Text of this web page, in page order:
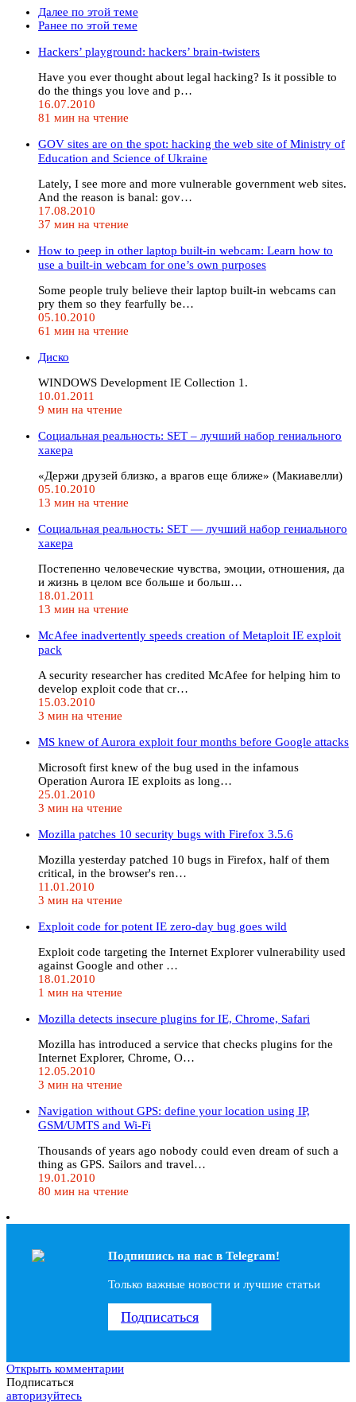
Далее по этой теме
Ранее по этой теме
Hackers’ playground: hackers’ brain-twisters
Have you ever thought about legal hacking? Is it possible to
do the things you love and p…
16.07.2010
81 мин на чтение
GOV sites are on the spot: hacking the web site of Ministry of
Education and Science of Ukraine
Lately, I see more and more vulnerable government web sites.
And the reason is banal: gov…
17.08.2010
37 мин на чтение
How to peep in other laptop built-in webcam: Learn how to
use a built-in webcam for one’s own purposes
Some people truly believe their laptop built-in webcams can
pry them so they fearfully be…
05.10.2010
61 мин на чтение
Диско
WINDOWS Development IE Collection 1.
10.01.2011
9 мин на чтение
Социальная реальность: SET – лучший набор гениального
хакера
«Держи друзей близко, а врагов еще ближе» (Макиавелли)
05.10.2010
13 мин на чтение
Социальная реальность: SET — лучший набор гениального
хакера
Постепенно человеческие чувства, эмоции, отношения, да
и жизнь в целом все больше и больш…
18.01.2011
13 мин на чтение
McAfee inadvertently speeds creation of Metaploit IE exploit
pack
A security researcher has credited McAfee for helping him to
develop exploit code that cr…
15.03.2010
3 мин на чтение
MS knew of Aurora exploit four months before Google attacks
Microsoft first knew of the bug used in the infamous
Operation Aurora IE exploits as long…
25.01.2010
3 мин на чтение
Mozilla patches 10 security bugs with Firefox 3.5.6
Mozilla yesterday patched 10 bugs in Firefox, half of them
critical, in the browser's ren…
11.01.2010
3 мин на чтение
Exploit code for potent IE zero-day bug goes wild
Exploit code targeting the Internet Explorer vulnerability used
against Google and other …
18.01.2010
1 мин на чтение
Mozilla detects insecure plugins for IE, Chrome, Safari
Mozilla has introduced a service that checks plugins for the
Internet Explorer, Chrome, O…
12.05.2010
3 мин на чтение
Navigation without GPS: define your location using IP,
GSM/UMTS and Wi-Fi
Thousands of years ago nobody could even dream of such a
thing as GPS. Sailors and travel…
19.01.2010
80 мин на чтение
Подпишись на наc в Telegram!
Только важные новости и лучшие статьи
Подписаться
Открыть комментарии
Подписаться
авторизуйтесь